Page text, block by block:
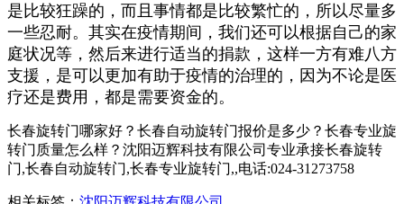
是比较狂躁的，而且事情都是比较繁忙的，所以尽量多
一些忍耐。其实在疫情期间，我们还可以根据自己的家
庭状况等，然后来进行适当的捐款，这样一方有难八方
支援，是可以更加有助于疫情的治理的，因为不论是医
疗还是费用，都是需要资金的。
长春旋转门哪家好？长春自动旋转门报价是多少？长春专业旋
转门质量怎么样？沈阳迈辉科技有限公司专业承接长春旋转
门,长春自动旋转门,长春专业旋转门,,电话:024-31273758